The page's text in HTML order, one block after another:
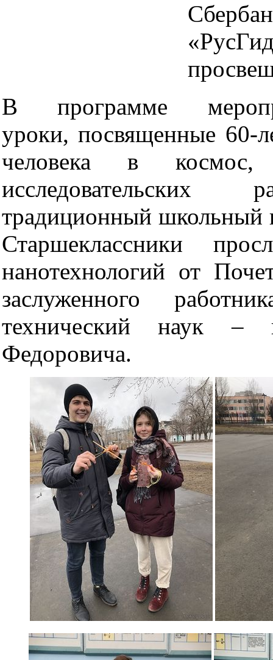
В программе
уроки, посвященные 60-
человека в космос,
традиционный школьный
Старшеклассники
нанотехнологий от
заслуженного
технический наук –
Федоровича.